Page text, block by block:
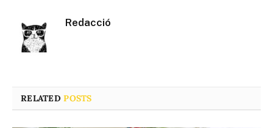
Redacció
RELATEDPOSTS